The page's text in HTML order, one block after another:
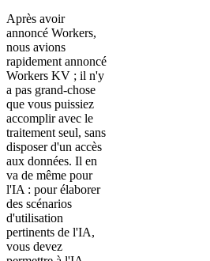
Après avoir
annoncé Workers,
nous avions
rapidement annoncé
Workers KV ; il n'y
a pas grand-chose
que vous puissiez
accomplir avec le
traitement seul, sans
disposer d'un accès
aux données. Il en
va de même pour
l'IA : pour élaborer
des scénarios
d'utilisation
pertinents de l'IA,
vous devez